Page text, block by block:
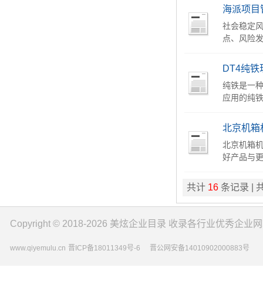
海派项目
社会稳定
点、风险
DT4纯铁
纯铁是一
应用的纯
北京机箱
北京机箱
好产品与
共计 16条记录 |
Copyright © 2018-2026 美炫企业目录 收录各行业优秀企业
www.qiyemulu.cn 晋ICP备18011349号-6 晋公网安备14010902000883号